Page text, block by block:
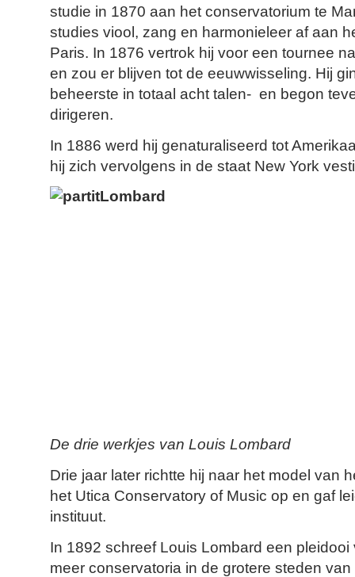
studie in 1870 aan het conservatorium te
studies viool, zang en harmonieleer af aan
Paris. In 1876 vertrok hij voor een tournee
en zou er blijven tot de eeuwwisseling. Hij
beheerste in totaal acht talen- en begon
dirigeren.
In 1886 werd hij genaturaliseerd tot
hij zich vervolgens in de staat New York
De drie werkjes van Louis Lombard
Drie jaar later richtte hij naar het model van
het Utica Conservatory of Music op en gaf
instituut.
In 1892 schreef Louis Lombard een
meer conservatoria in de grotere steden